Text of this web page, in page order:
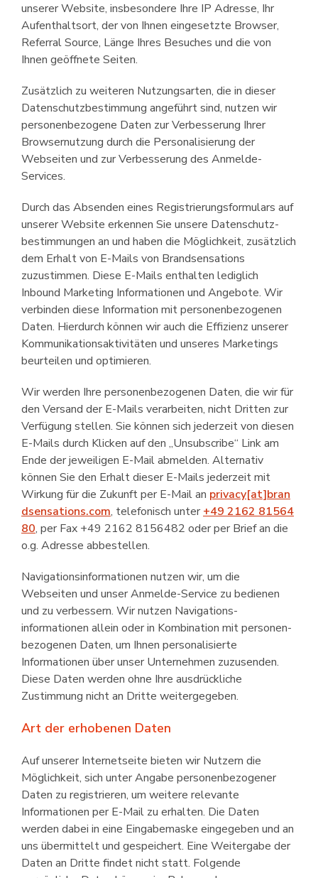
unserer Website, insbesondere Ihre IP Adresse, Ihr
Aufenthaltsort, der von Ihnen eingesetzte Browser,
Referral Source, Länge Ihres Besuches und die von
Ihnen geöffnete Seiten.
Zusätzlich zu weiteren Nutzungsarten, die in dieser
Datenschutz­bestimmung angeführt sind, nutzen wir
personen­bezogene Daten zur Verbesserung Ihrer
Browsernutzung durch die Personali­sierung der
Webseiten und zur Verbesserung des Anmelde-
Services.
Durch das Absenden eines Re­gistrierungs­formulars auf
unserer Website erkennen Sie unsere Daten­schutz­
bestimmungen an und haben die Möglichkeit, zusätzlich
dem Erhalt von E-Mails von Brandsensations
zuzustimmen. Diese E-Mails enthalten lediglich
Inbound Marketing Informationen und Angebote. Wir
verbinden diese Information mit personenbezogenen
Daten. Hierdurch können wir auch die Effizienz unserer
Kommunikations­aktivitäten und unseres Marketings
beurteilen und optimieren.
Wir werden Ihre personenbezogenen Daten, die wir für
den Versand der E-Mails verarbeiten, nicht Dritten zur
Verfügung stellen. Sie können sich jederzeit von diesen
E-Mails durch Klicken auf den „Unsubscribe“ Link am
Ende der jeweiligen E-Mail abmelden. Alternativ
können Sie den Erhalt dieser E-Mails jederzeit mit
Wirkung für die Zukunft per E-Mail an privacy[at]bran
dsensations.com, telefonisch unter +49 2162 81564
80, per Fax +49 2162 8156482 oder per Brief an die
o.g. Adresse abbestellen.
Navigations­informationen nutzen wir, um die
Webseiten und unser Anmelde-Service zu bedienen
und zu verbessern. Wir nutzen Navigations­
informationen allein oder in Kombination mit personen­
bezogenen Daten, um Ihnen personalisierte
Informationen über unser Unternehmen zuzusenden.
Diese Daten werden ohne Ihre ausdrückliche
Zustimmung nicht an Dritte weitergegeben.
Art der erhobenen Daten
Auf unserer Internetseite bieten wir Nutzern die
Möglichkeit, sich unter Angabe personenbezogener
Daten zu registrieren, um weitere relevante
Informationen per E-Mail zu erhalten. Die Daten
werden dabei in eine Eingabemaske eingegeben und an
uns übermittelt und gespeichert. Eine Weitergabe der
Daten an Dritte findet nicht statt. Folgende